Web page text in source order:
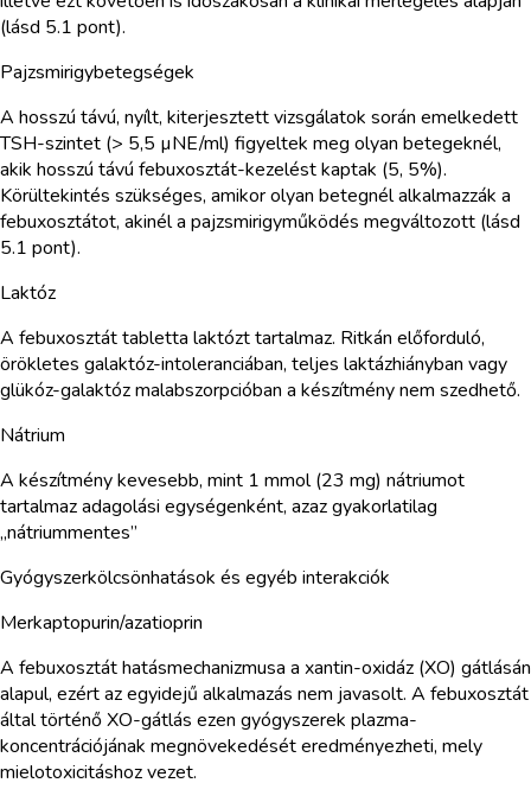
(lásd 5.1 pont).
Pajzsmirigybetegségek
A hosszú távú, nyílt, kiterjesztett vizsgálatok során emelkedett
TSH-szintet (> 5,5 µNE/ml) figyeltek meg olyan betegeknél,
akik hosszú távú febuxosztát-kezelést kaptak (5, 5%).
Körültekintés szükséges, amikor olyan betegnél alkalmazzák a
febuxosztátot, akinél a pajzsmirigyműködés megváltozott (lásd
5.1 pont).
Laktóz
A febuxosztát tabletta laktózt tartalmaz. Ritkán előforduló,
örökletes galaktóz-intoleranciában, teljes laktázhiányban vagy
glükóz-galaktóz malabszorpcióban a készítmény nem szedhető.
Nátrium
A készítmény kevesebb, mint 1 mmol (23 mg) nátriumot
tartalmaz adagolási egységenként, azaz gyakorlatilag
„nátriummentes”
Gyógyszerkölcsönhatások és egyéb interakciók
Merkaptopurin/azatioprin
A febuxosztát hatásmechanizmusa a xantin-oxidáz (XO) gátlásán
alapul, ezért az egyidejű alkalmazás nem javasolt. A febuxosztát
által történő XO-gátlás ezen gyógyszerek plazma-
koncentrációjának megnövekedését eredményezheti, mely
mielotoxicitáshoz vezet.